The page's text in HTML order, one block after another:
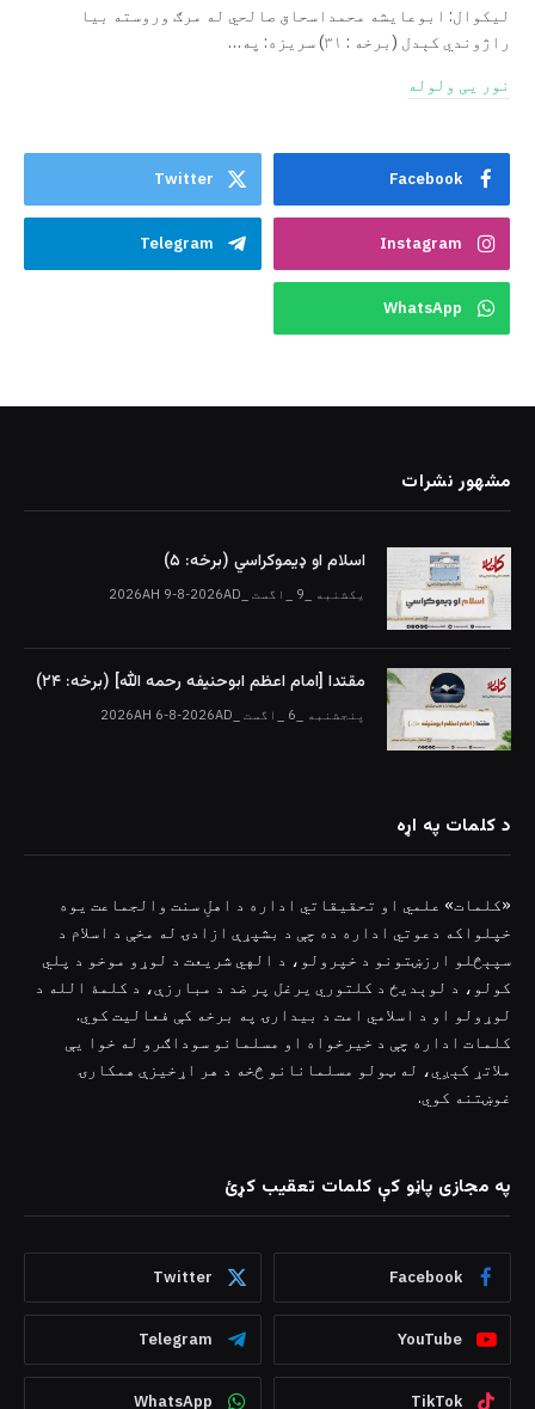
لیکوال: ابوعایشه محمداسحاق صالحي له مرګ وروسته بیا
راژوندي کېدل (برخه : ۳۱) سریزه: په…
نور یی ولوله
Facebook
Twitter
Instagram
Telegram
WhatsApp
مشهور نشرات
اسلام او ډیموکراسي (برخه: ۵)
یکشنبه _9 _اگست _2026AH 9-8-2026AD
مقتدا [امام اعظم ابوحنیفه رحمه الله‎] (برخه: ۲۴)
پنجشنبه _6 _اگست _2026AH 6-8-2026AD
د کلمات په اړه
«کلمات» علمي او تحقیقاتي اداره د اهلِ سنت والجماعت یوه
خپلواکه دعوتي اداره ده چې د بشپړې ازادۍ له مخې د اسلام د
سپېڅلو ارزښتونو د خپرولو، د الهي شریعت د لوړو موخو د پلي
کولو، د لوېدیځ د کلتوري یرغل پر ضد د مبارزې، د کلمۀ الله د
لوړولو او د اسلامي امت د بیدارۍ په برخه کې فعالیت کوي.
کلمات اداره چې د خیرخواه او مسلمانو سوداګرو له خوا یې
ملاتړ کېږي، له ټولو مسلمانانو څخه د هر اړخیزې همکارۍ
غوښتنه کوي.
په مجازی پاڼو کې کلمات تعقیب کړئ
Facebook
Twitter
YouTube
Telegram
TikTok
WhatsApp